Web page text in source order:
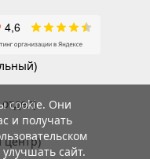
центр)
cookie. Они
и получать
сайт.